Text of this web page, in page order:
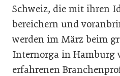
Schweiz, die mit ihren
bereichern und
werden im März beim
Internorga in Hamburg
erfahrenen